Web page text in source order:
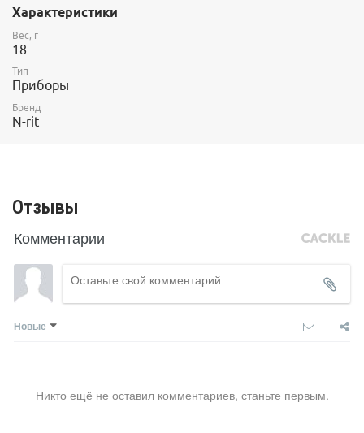
Характеристики
Вес, г
18
Тип
Приборы
Бренд
N-rit
Отзывы
Комментарии
Новые
Никто ещё не оставил комментариев, станьте первым.